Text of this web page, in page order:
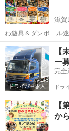
滋賀
わ遊具＆ダンボール
【🎨ワー…
滋賀 甲賀市
【
ー
完全
ドラ
【
か